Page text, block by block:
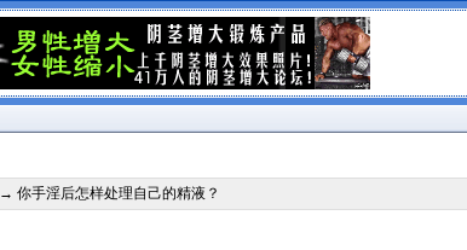
→ 你手淫后怎样处理自己的精液？